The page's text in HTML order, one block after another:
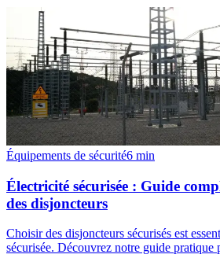
Équipements de sécurité6 min
Électricité sécurisée : Guide
des disjoncteurs
Choisir des disjoncteurs sécurisés est
sécurisée. Découvrez notre guide